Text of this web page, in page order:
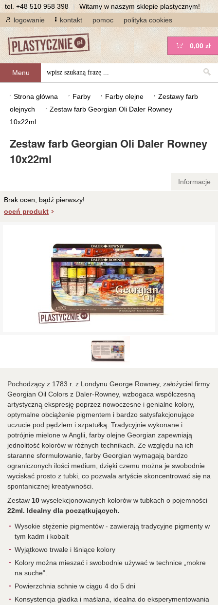
tel.+48 510 958 398 | Witamy w naszym sklepie plastycznym!
logowanie
kontakt pomoc polityka cookies
Menu
0,00 zł
Strona główna Farby Farby olejne
Zestawy farb
olejnych
Zestaw farb Georgian Oli Daler Rowney
10x22ml
Zestaw farb Georgian Oli Daler Rowney
10x22ml
Informacje
Brak ocen, bądź pierwszy!
oceń produkt
Pochodzący z 1783 r. z Londynu George Rowney, założyciel firmy
Georgian Oil Colors z Daler-Rowney, wzbogaca współczesną
artystyczną ekspresję poprzez nowoczesne i genialne kolory,
optymalne obciążenie pigmentem i bardzo satysfakcjonujące
uczucie pod pędzlem i szpatułką. Tradycyjnie wykonane i
potrójnie mielone w Anglii, farby olejne Georgian zapewniają
jednolitość kolorów w różnych technikach. Ze względu na ich
staranne sformułowanie, farby Georgian wymagają bardzo
ograniczonych ilości medium, dzięki czemu można je swobodnie
wyciskać prosto z tubki, co pozwala artyście skoncentrować się na
spontanicznej kreatywności.
Zestaw 10 wyselekcjonowanych kolorów w tubkach o pojemności
22ml. Idealny dla początkujących.
Wysokie stężenie pigmentów - zawierają tradycyjne pigmenty w
tym kadm i kobalt
Wyjątkowo trwałe i lśniące kolory
Kolory można mieszać i swobodnie używać w technice „mokre
na suche”.
Powierzchnia schnie w ciągu 4 do 5 dni
Konsystencja gładka i maślana, idealna do eksperymentowania